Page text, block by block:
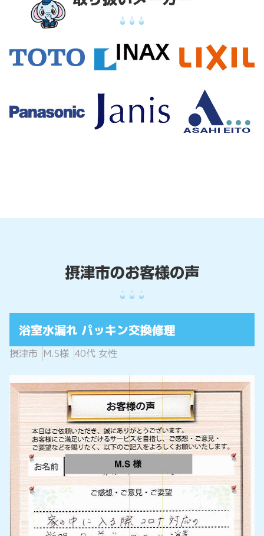
浴室水漏れ パッキン交換修理
摂津市 M.S様 40代 女性